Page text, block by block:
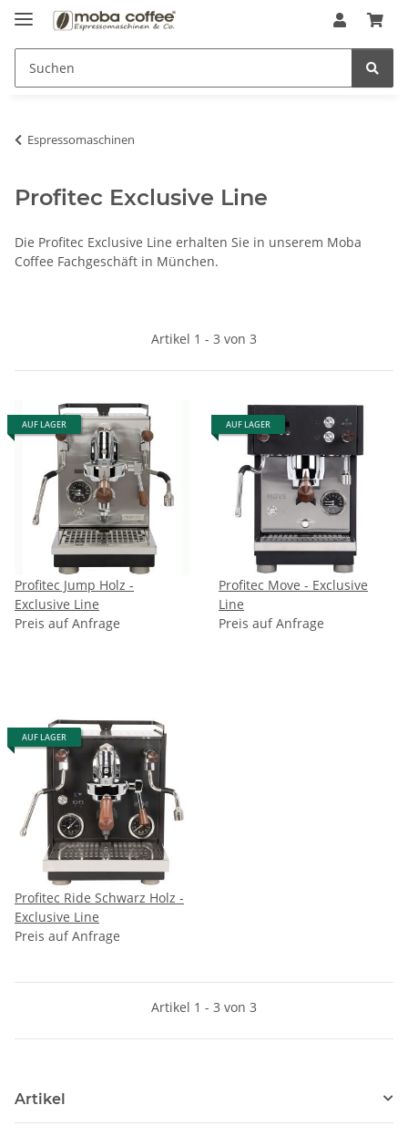
Espressomaschinen
Profitec Exclusive Line
Die Profitec Exclusive Line erhalten Sie in unserem Moba
Coffee Fachgeschäft in München.
Artikel 1 - 3 von 3
AUF LAGER
Profitec Jump Holz -
Exclusive Line
Preis auf Anfrage
AUF LAGER
Profitec Move - Exclusive
Line
Preis auf Anfrage
AUF LAGER
Profitec Ride Schwarz Holz -
Exclusive Line
Preis auf Anfrage
Artikel 1 - 3 von 3
Artikel